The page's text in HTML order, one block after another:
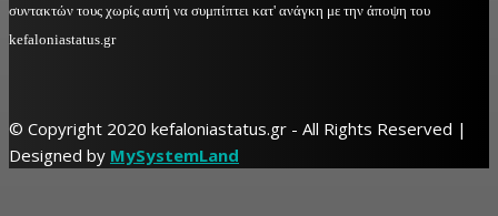
συντακτών τους χωρίς αυτή να συμπίπτει κατ' ανάγκη με την άποψη του
kefaloniastatus.gr
© Copyright 2020 kefaloniastatus.gr - All Rights Reserved |
Designed by MySystemLand